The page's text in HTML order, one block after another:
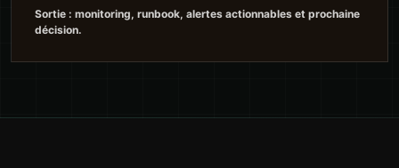
Sortie : monitoring, runbook, alertes actionnables et prochaine
décision.